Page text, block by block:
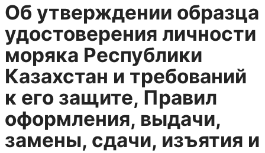
Об утверждении образца
удостоверения личности
моряка Республики
Казахстан и требований
к его защите, Правил
оформления, выдачи,
замены, сдачи, изъятия и